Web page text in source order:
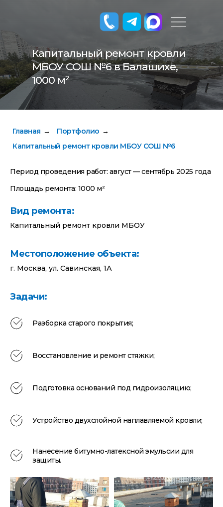
Капитальный ремонт кровли
МБОУ СОШ №6 в Балашихе,
1000 м²
Главная → Портфолио →
Капитальный ремонт кровли МБОУ СОШ №6
Период проведения работ: август — сентябрь 2025 года
Площадь ремонта: 1000 м²
Вид ремонта:
Капитальный ремонт кровли МБОУ
Местоположение объекта:
г. Москва, ул. Савинская, 1А
Задачи:
Разборка старого покрытия;
Восстановление и ремонт стяжки;
Подготовка оснований под гидроизоляцию;
Устройство двухслойной наплавляемой кровли;
Нанесение битумно-латексной эмульсии для
защиты.